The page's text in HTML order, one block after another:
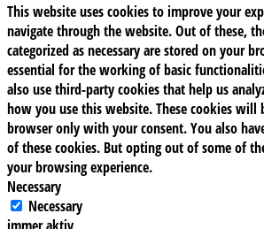
This website uses cookies to improve your
navigate through the website. Out of these,
categorized as necessary are stored on your
essential for the working of basic
also use third-party cookies that help us
how you use this website. These cookies will
browser only with your consent. You also
of these cookies. But opting out of some of
your browsing experience.
Necessary
Necessary
immer aktiv